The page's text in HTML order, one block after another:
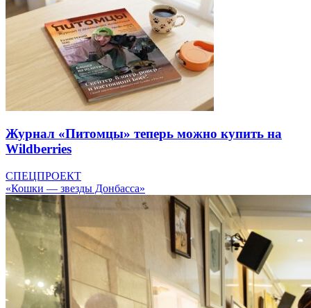
Журнал «Питомцы» теперь можно купить на
Wildberries
СПЕЦПРОЕКТ
«Кошки — звезды Донбасса»